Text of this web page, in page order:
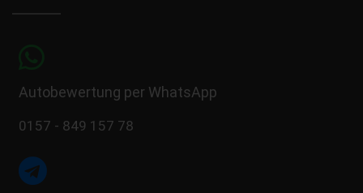
Autobewertung per WhatsApp
0157 - 849 157 78